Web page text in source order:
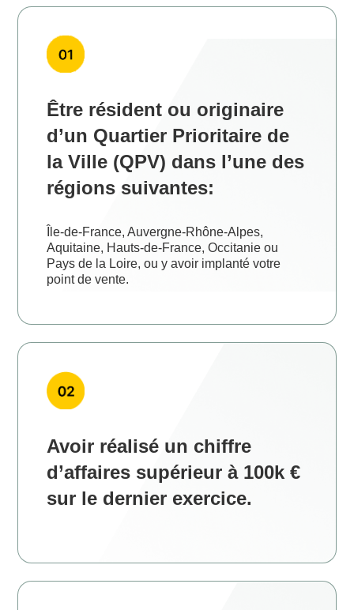
Être résident ou originaire
d’un Quartier Prioritaire de
la Ville (QPV) dans l’une des
régions suivantes:
Île-de-France, Auvergne-Rhône-Alpes,
Aquitaine, Hauts-de-France, Occitanie ou
Pays de la Loire, ou y avoir implanté votre
point de vente.
Avoir réalisé un chiffre
d’affaires supérieur à 100k €
sur le dernier exercice.